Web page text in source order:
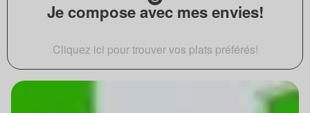
Je compose avec mes envies!
Cliquez ici pour trouver vos plats préférés!